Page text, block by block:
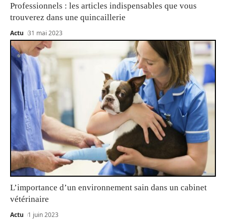
Professionnels : les articles indispensables que vous
trouverez dans une quincaillerie
Actu 31 mai 2023
L’importance d’un environnement sain dans un cabinet
vétérinaire
Actu 1 juin 2023